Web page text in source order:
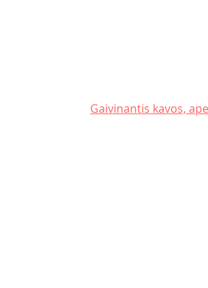
Gaivinantis kavos,